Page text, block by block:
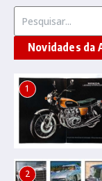
Novidades da
1
2